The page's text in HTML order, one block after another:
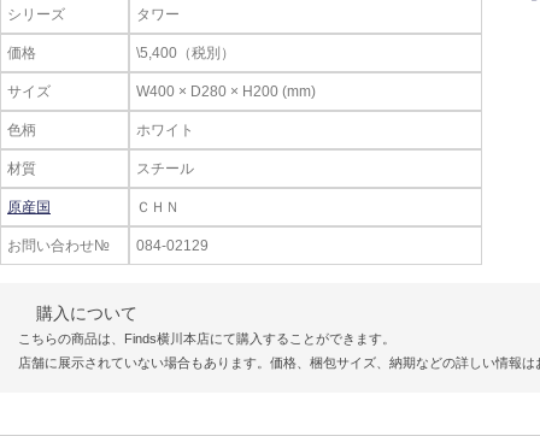
シリーズ タワー
価格 \5,400（税別）
サイズ W400 × D280 × H200 (mm)
色柄 ホワイト
材質 スチール
原産国 ＣＨＮ
お問い合わせ№ 084-02129
購入について
こちらの商品は、Finds横川本店にて購入することができます。
店舗に展示されていない場合もあります。価格、梱包サイズ、納期などの詳しい情報